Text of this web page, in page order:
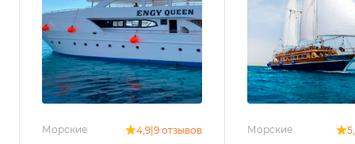
Морские 4,9|9 отзывов Морские